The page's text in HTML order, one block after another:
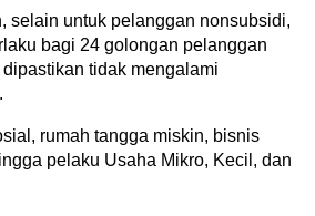
selain untuk pelanggan nonsubsidi,
bagi 24 golongan pelanggan
tidak mengalami
rumah tangga miskin, bisnis
pelaku Usaha Mikro, Kecil, dan